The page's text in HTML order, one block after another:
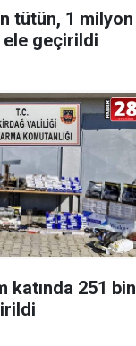
tütün, 1 milyon
ele geçirildi
katında 251 bin